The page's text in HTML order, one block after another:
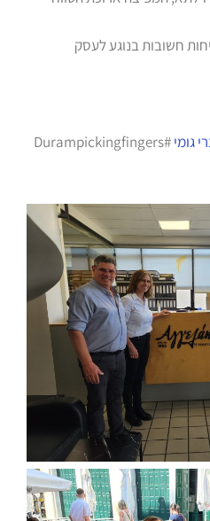
חשובות בנוגע לעסק
#Durampickingfingers